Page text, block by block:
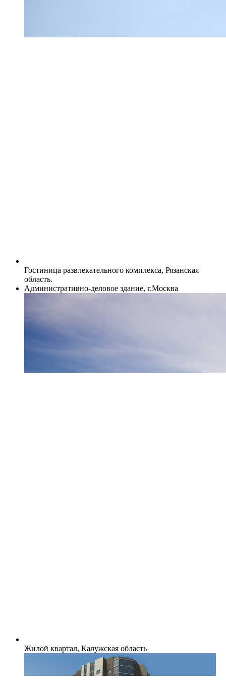
Гостиница развлекательного комплекса, Рязанская
область.
Административно-деловое здание, г.Москва
Жилой квартал, Калужская область